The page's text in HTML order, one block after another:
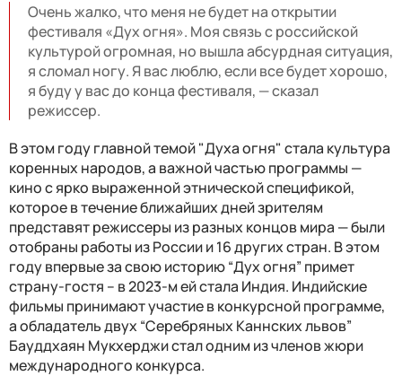
Очень жалко, что меня не будет на открытии
фестиваля «Дух огня». Моя связь с российской
культурой огромная, но вышла абсурдная ситуация,
я сломал ногу. Я вас люблю, если все будет хорошо,
я буду у вас до конца фестиваля, — сказал
режиссер.
В этом году главной темой "Духа огня" стала культура
коренных народов, а важной частью программы —
кино с ярко выраженной этнической спецификой,
которое в течение ближайших дней зрителям
представят режиссеры из разных концов мира — были
отобраны работы из России и 16 других стран. В этом
году впервые за свою историю “Дух огня” примет
страну-гостя – в 2023-м ей стала Индия. Индийские
фильмы принимают участие в конкурсной программе,
а обладатель двух “Серебряных Каннских львов”
Бауддхаян Мукхерджи стал одним из членов жюри
международного конкурса.